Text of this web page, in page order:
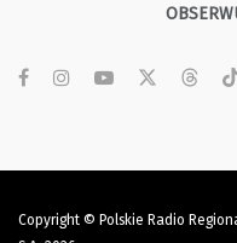
Copyright © Polskie Radio